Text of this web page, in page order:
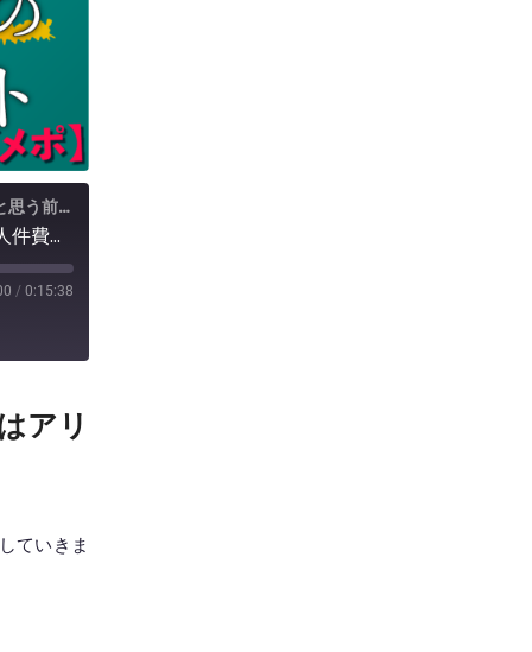
社会保険労務士 岡本雅行の『この組織は、もうダメだ...と思う前に聞いて欲しい、人に悩める社長のためのポッドキャスト』 略して【ダメポ】』
【経営者必見】時給制正社員はアリ？給与形態で人件費を最適化
/ 0:15:38
アリ
ていきま